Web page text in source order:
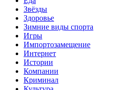
Звёзды
Здоровье
Зимние виды спорта
Игры
Импортозамещение
Интернет
Истории
Компании
Криминал